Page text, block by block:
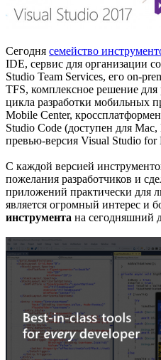
Сегодня семейство
IDE, сервис для организации
Studio Team Services, его on-
TFS, комплексное решение
цикла разработки мобильных
Mobile Center,
Studio Code (доступен для
превью-версия Visual Studio for
С каждой версией
пожелания разработчиков и
приложений практически для
является огромный интерес и
инструмента на сегодняшний